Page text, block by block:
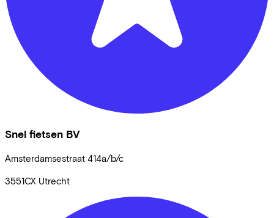
Snel fietsen BV
Amsterdamsestraat 414a/b/c
3551CX Utrecht